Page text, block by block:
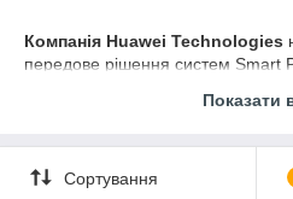
Компанія Huawei Technologies
передове рішення систем Smart
цифрових інформаційних
Простий, цифровий, і глобальний
підходів, (технології
Показати
Сортування